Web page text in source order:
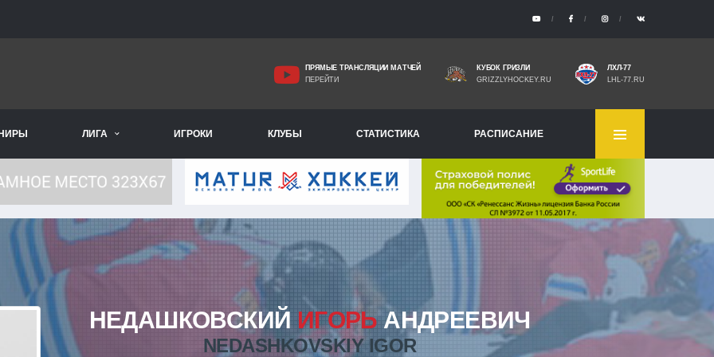
ПРЯМЫЕ ТРАНСЛЯЦИИ МАТЧЕЙ
ПЕРЕЙТИ
КУБОК ГРИЗЛИ
GRIZZLYHOCKEY.RU
ЛХЛ-77
LHL-77.RU
ЛИГА ИГРОКИ КЛУБЫ СТАТИСТИКА РАСПИСАНИЕ
НЕДАШКОВСКИЙ ИГОРЬАНДРЕЕВИЧ
NEDASHKOVSKIY IGOR